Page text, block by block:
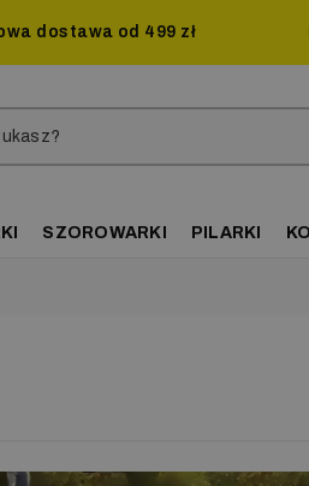
dostawa od 499 zł
SZOROWARKI PILARKI